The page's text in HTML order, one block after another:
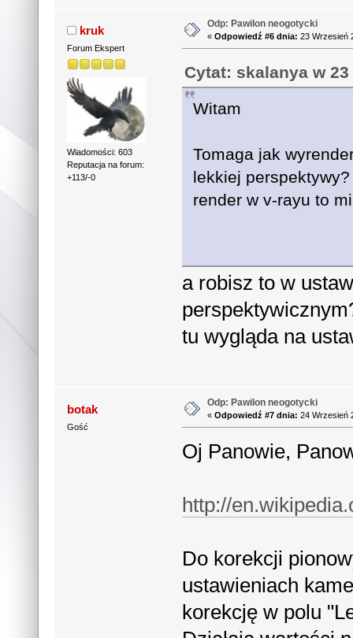
kruk
Forum Ekspert
Wiadomości: 603
Reputacja na forum:
+113/-0
Odp: Pawilon neogotycki
«Odpowiedź #6 dnia: 23 Wrzesień
Cytat: skalanya w
Witam
Tomaga jak
lekkiej
render w v-rayu to
a robisz to w
tu wygląda na
botak
Gość
Odp: Pawilon neogotycki
«Odpowiedź #7 dnia: 24 Wrzesień
Oj Panowie,
http://
Do korekcji
ustawieniach
korekcję w polu